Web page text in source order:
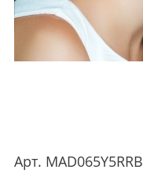
Арт. MAD065Y5RRB